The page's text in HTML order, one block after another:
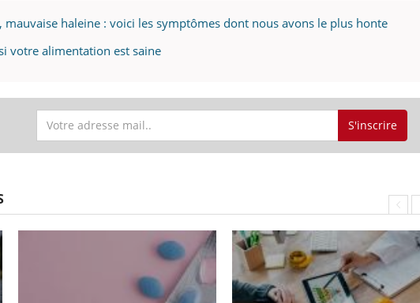
mauvaise haleine : voici les symptômes dont nous avons le plus honte
votre alimentation est saine
S'inscrire